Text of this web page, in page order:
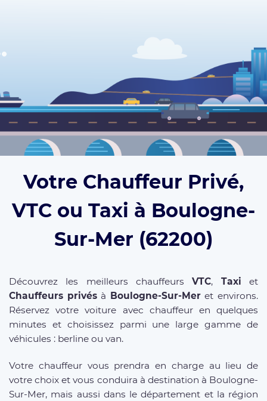
Votre Chauffeur Privé,
VTC ou Taxi à Boulogne-
Sur-Mer (62200)
Découvrez les meilleurs chauffeursVTC, Taxi et
Chauffeurs privésà Boulogne-Sur-Meret environs.
Réservez votre voiture avec chauffeur en quelques
minutes et choisissez parmi une large gamme de
véhicules : berline ou van.
Votre chauffeur vous prendra en charge au lieu de
votre choix et vous conduira à destination à Boulogne-
Sur-Mer, mais aussi dans le département et la région